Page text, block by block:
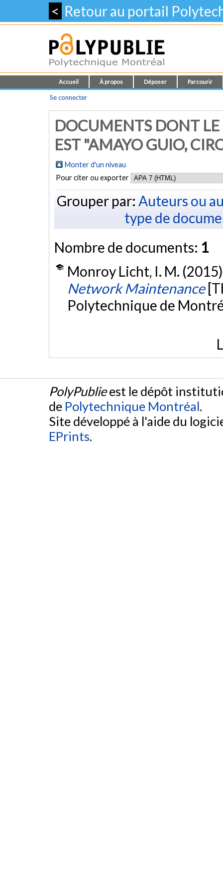
< Retour au portail
Accueil À propos Déposer Parcourir
Se connecter
DOCUMENTS DONT
EST "AMAYO GUIO,
Monter d'un niveau
Pour citer ou exporter
Grouper par: Auteurs ou
type de
Nombre de documents: 1
Monroy Licht, I. M.
Network Maintenance
Polytechnique de
PolyPublieest le dépôt
de Polytechnique Montréal.
Site développé à l'aide du
EPrints.